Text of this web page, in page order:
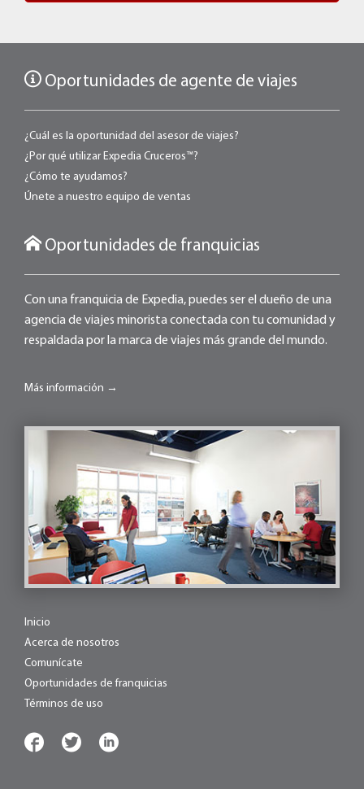
Oportunidades de agente de viajes
¿Cuál es la oportunidad del asesor de viajes?
¿Por qué utilizar Expedia Cruceros™?
¿Cómo te ayudamos?
Únete a nuestro equipo de ventas
Oportunidades de franquicias
Con una franquicia de Expedia, puedes ser el dueño de una
agencia de viajes minorista conectada con tu comunidad y
respaldada por la marca de viajes más grande del mundo.
Más información →
Inicio
Acerca de nosotros
Comunícate
Oportunidades de franquicias
Términos de uso